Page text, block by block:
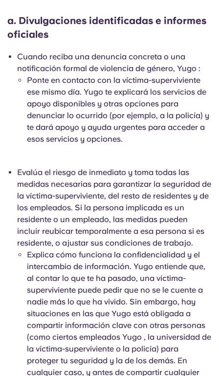
a. Divulgaciones identificadas e informes
oficiales
Cuando reciba una denuncia concreta o una
notificación formal de violencia de género, Yugo :
Ponte en contacto con la víctima-superviviente
ese mismo día. Yugo te explicará los servicios de
apoyo disponibles y otras opciones para
denunciar lo ocurrido (por ejemplo, a la policía) y
te dará apoyo y ayuda urgentes para acceder a
esos servicios y opciones.
Evalúa el riesgo de inmediato y toma todas las
medidas necesarias para garantizar la seguridad de
la víctima-superviviente, del resto de residentes y de
los empleados. Si la persona implicada es un
residente o un empleado, las medidas pueden
incluir reubicar temporalmente a esa persona si es
residente, o ajustar sus condiciones de trabajo.
Explica cómo funciona la confidencialidad y el
intercambio de información. Yugo entiende que,
al contar lo que te ha pasado, una víctima-
superviviente puede pedir que no se le cuente a
nadie más lo que ha vivido. Sin embargo, hay
situaciones en las que Yugo está obligada a
compartir información clave con otras personas
(como ciertos empleados Yugo , la universidad de
la víctima-superviviente o la policía) para
proteger tu seguridad y la de los demás. En
cualquier caso, y antes de compartir cualquier